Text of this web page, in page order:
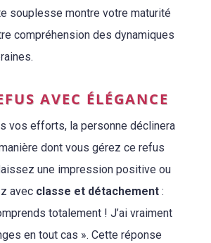
souplesse montre votre maturité
compréhension des dynamiques
AVEC ÉLÉGANCE
vos efforts, la personne déclinera
dont vous gérez ce refus
une impression positive ou
avec classe et détachement :
totalement ! J’ai vraiment
en tout cas ». Cette réponse